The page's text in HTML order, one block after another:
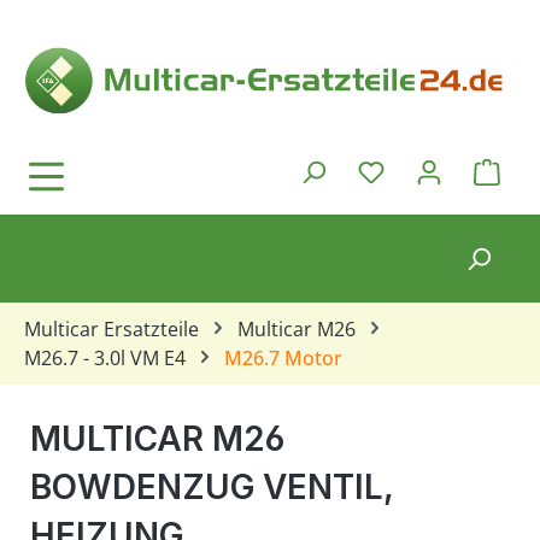
Du hast 0
Multicar Ersatzteile
Multicar M26
M26.7 - 3.0l VM E4
M26.7 Motor
MULTICAR M26
BOWDENZUG VENTIL,